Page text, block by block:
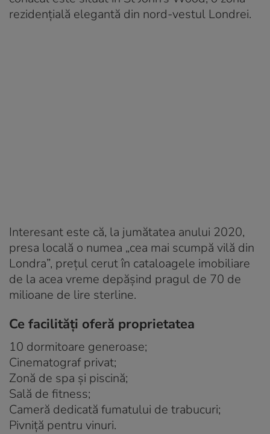
rezidențială elegantă din nord-vestul Londrei.
Interesant este că, la jumătatea anului 2020,
presa locală o numea „cea mai scumpă vilă din
Londra”, prețul cerut în cataloagele imobiliare
de la acea vreme depășind pragul de 70 de
milioane de lire sterline.
Ce facilități oferă proprietatea
10 dormitoare generoase;
Cinematograf privat;
Zonă de spa și piscină;
Sală de fitness;
Cameră dedicată fumatului de trabucuri;
Pivniță pentru vinuri.